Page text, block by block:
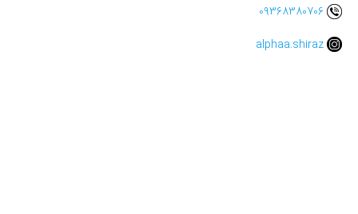
09368380706
alphaa.shiraz